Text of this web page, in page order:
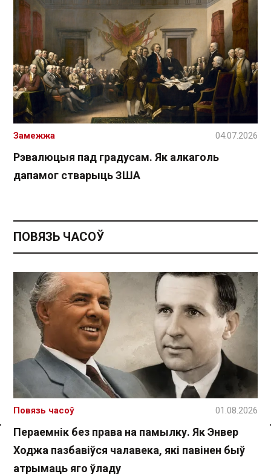
Спасылка без VPN
Рэвалюцыя пад градусам. Як алкаголь
дапамог стварыць ЗША
Замежжа 04.07.2026
ПОВЯЗЬ ЧАСОЎ
Пераемнік без права на памылку. Як Энвер
Ходжа пазбавіўся чалавека, які павінен быў
атрымаць яго ўладу
Повязь часоў 01.08.2026